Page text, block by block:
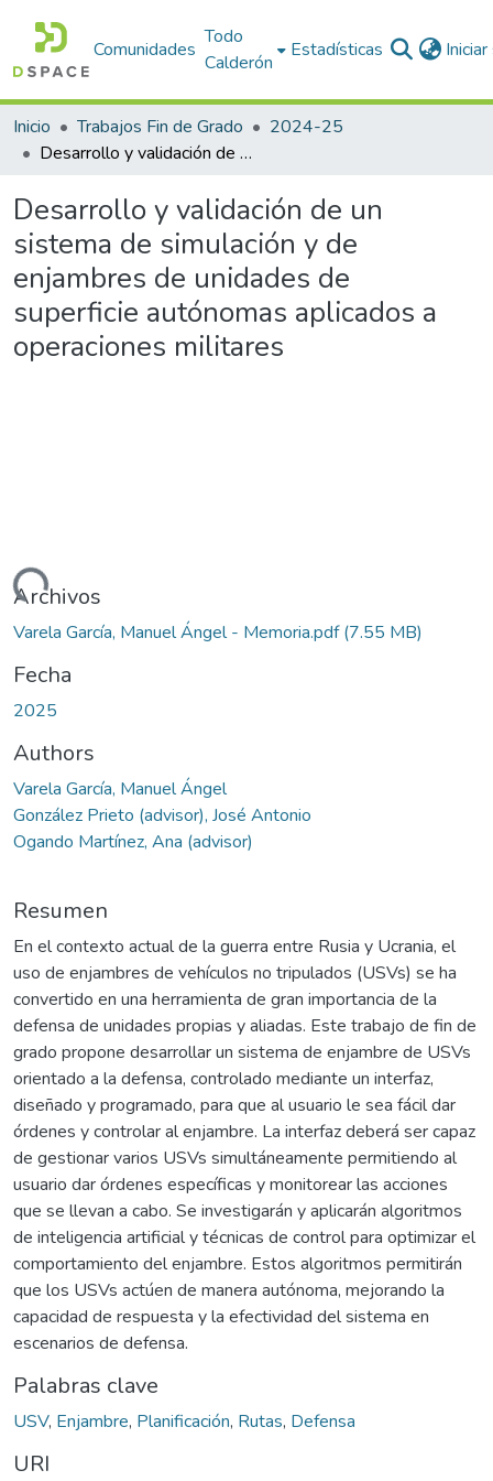
Comunidades
Todo
Calderón
Estadísticas
Inicio Trabajos Fin de Grado
2024-25
Desarrollo y validación de un sistema de simulación y de enjambres de unidades de superficie autónomas aplicados a operaciones militares
Desarrollo y validación de un
sistema de simulación y de
enjambres de unidades de
superficie autónomas aplicados a
operaciones militares
Cargando...
Archivos
Varela García, Manuel Ángel - Memoria.pdf(7.55 MB)
Fecha
2025
Authors
Varela García, Manuel Ángel
González Prieto (advisor), José Antonio
Ogando Martínez, Ana (advisor)
Resumen
En el contexto actual de la guerra entre Rusia y Ucrania, el
uso de enjambres de vehículos no tripulados (USVs) se ha
convertido en una herramienta de gran importancia de la
defensa de unidades propias y aliadas. Este trabajo de fin de
grado propone desarrollar un sistema de enjambre de USVs
orientado a la defensa, controlado mediante un interfaz,
diseñado y programado, para que al usuario le sea fácil dar
órdenes y controlar al enjambre. La interfaz deberá ser capaz
de gestionar varios USVs simultáneamente permitiendo al
usuario dar órdenes específicas y monitorear las acciones
que se llevan a cabo. Se investigarán y aplicarán algoritmos
de inteligencia artificial y técnicas de control para optimizar el
comportamiento del enjambre. Estos algoritmos permitirán
que los USVs actúen de manera autónoma, mejorando la
capacidad de respuesta y la efectividad del sistema en
escenarios de defensa.
Palabras clave
USV, Enjambre, Planificación, Rutas, Defensa
URI